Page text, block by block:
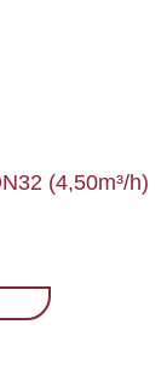
(4,50m³/h)